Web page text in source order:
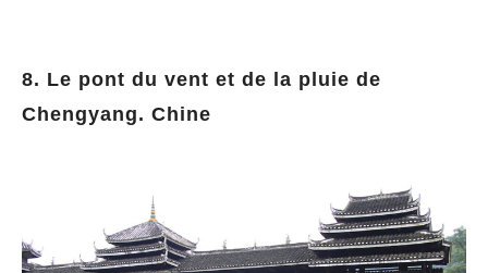
8. Le pont du vent et de la pluie de
Chengyang. Chine